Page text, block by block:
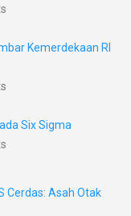
Kemerdekaan RI
Six Sigma
Cerdas: Asah Otak